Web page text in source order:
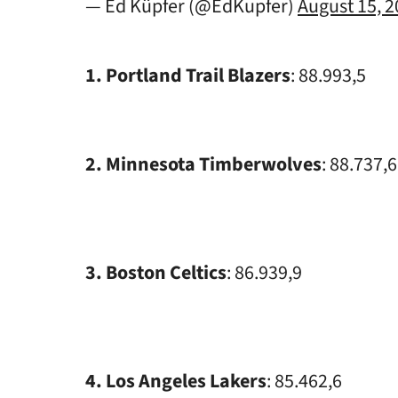
— Ed Küpfer (@EdKupfer)August 15,
1. Portland Trail Blazers: 88.993,5
2. Minnesota Timberwolves: 88.737,6
3. Boston Celtics: 86.939,9
4. Los Angeles Lakers: 85.462,6